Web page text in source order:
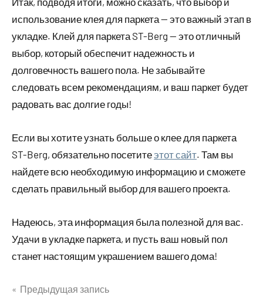
использование клея для паркета — это важный этап в
укладке. Клей для паркета ST-Berg — это отличный
выбор, который обеспечит надежность и
долговечность вашего пола. Не забывайте
следовать всем рекомендациям, и ваш паркет будет
радовать вас долгие годы!
Если вы хотите узнать больше о клее для паркета
ST-Berg, обязательно посетитеэтот сайт. Там вы
найдете всю необходимую информацию и сможете
сделать правильный выбор для вашего проекта.
Надеюсь, эта информация была полезной для вас.
Удачи в укладке паркета, и пусть ваш новый пол
станет настоящим украшением вашего дома!
Предыдущая запись